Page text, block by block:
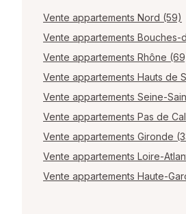
Vente appartements Nord (59)
Vente appartements Bouches-
Vente appartements Rhône
Vente appartements Hauts de
Vente appartements Seine-
Vente appartements Pas de
Vente appartements Gironde
Vente appartements Loire-
Vente appartements Haute-